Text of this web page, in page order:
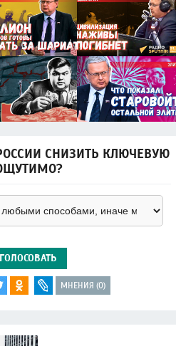
СНИЗИТЬ КЛЮЧЕВУЮ
ГОЛОСОВАТЬ
МНЕНИЯ (0)